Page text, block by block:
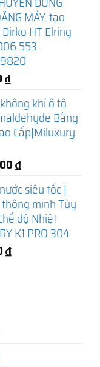
MÁY, tạo
HT Elring
₫
khí ô tô
Bằng
Cấp|Miluxury
₫
siêu tốc |
minh Tùy
độ Nhiệt
K1 PRO 304
₫